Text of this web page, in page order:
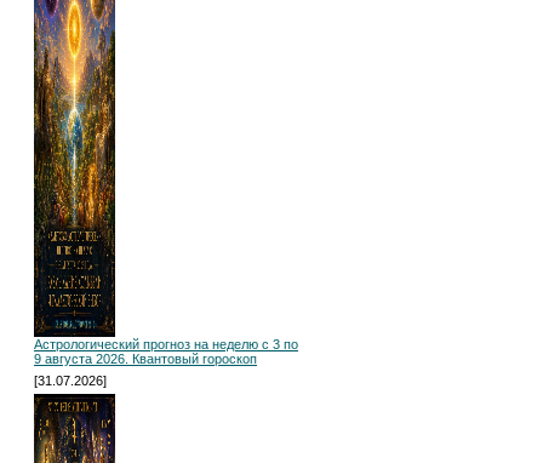
Астрологический прогноз на неделю с 3 по
9 августа 2026. Квантовый гороскоп
[31.07.2026]